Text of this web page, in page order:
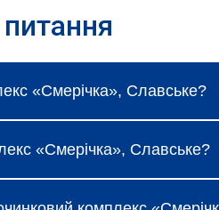
питання
«Смерічка», Славське?
«Смерічка», Славське?